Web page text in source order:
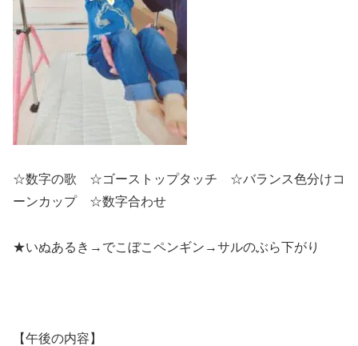
☆数字の歌 ☆ゴーストップタッチ ☆バランス色分けコ
ーンカップ ☆数字合わせ
★いぬあるき→でこぼこペンギン→サルのぶら下がり
【午後の内容】